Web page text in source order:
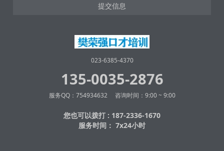
提交信息
023-6385-4370
135-0035-2876
服务QQ：754934632 咨询时间：9:00 ~ 9:00
您也可以拨打 : 187-2336-1670
服务时间： 7x24小时